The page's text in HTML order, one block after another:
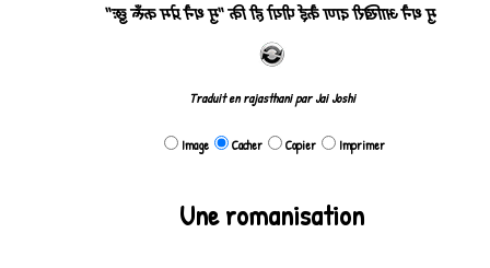
मु थनै आखिरी दाण कैई पीयो ही कि "मु थनै प्रेम करूँ छुः"
Traduit en rajasthani par Jai Joshi
Image Cacher Copier Imprimer
Une romanisation